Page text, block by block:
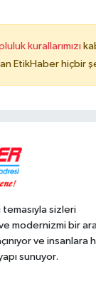
kurallarımızı
EtikHaber hiçbir
sizleri
modernizmi bir
ve insanlara
sunuyor.